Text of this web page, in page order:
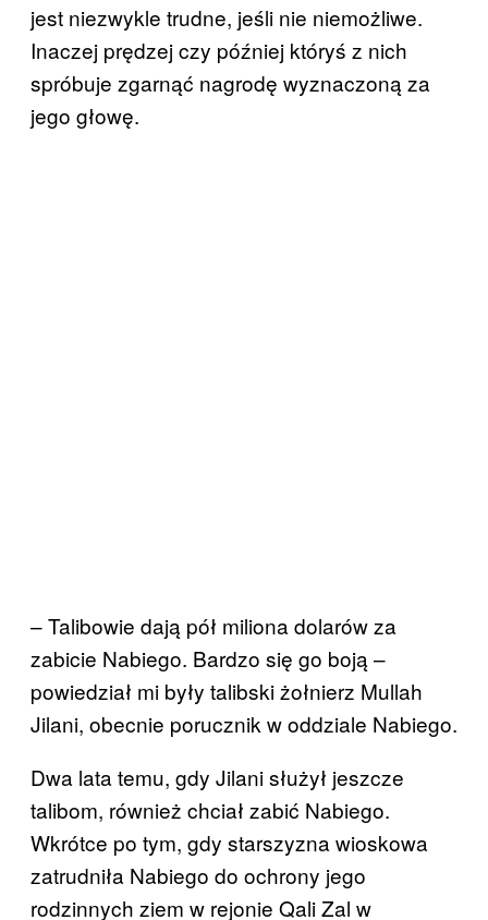
jest niezwykle trudne, jeśli nie niemożliwe.
Inaczej prędzej czy później któryś z nich
spróbuje zgarnąć nagrodę wyznaczoną za
jego głowę.
– Talibowie dają pół miliona dolarów za
zabicie Nabiego. Bardzo się go boją –
powiedział mi były talibski żołnierz Mullah
Jilani, obecnie porucznik w oddziale Nabiego.
Dwa lata temu, gdy Jilani służył jeszcze
talibom, również chciał zabić Nabiego.
Wkrótce po tym, gdy starszyzna wioskowa
zatrudniła Nabiego do ochrony jego
rodzinnych ziem w rejonie Qali Zal w